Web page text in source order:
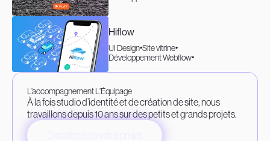
Hiflow
UI Design Site vitrine
Développement Webflow
L’accompagnement L’Équipage
À la fois studio d’identité et de création de site, nous
travaillons depuis 10 ans sur des petits et grands projets.